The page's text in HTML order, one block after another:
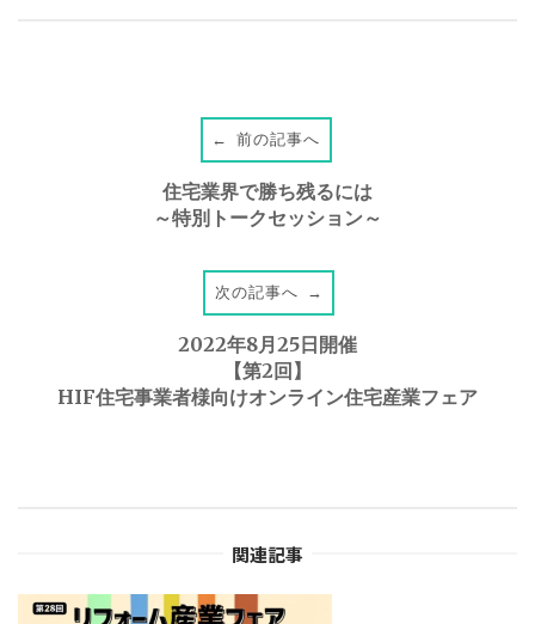
i
← 前の記事へ
住宅業界で勝ち残るには
～特別トークセッション～
次の記事へ →
2022年8月25日開催
【第2回】
HIF住宅事業者様向けオンライン住宅産業フェア
関連記事